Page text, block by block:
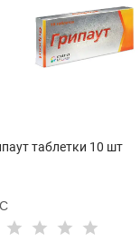
таблетки 10 шт